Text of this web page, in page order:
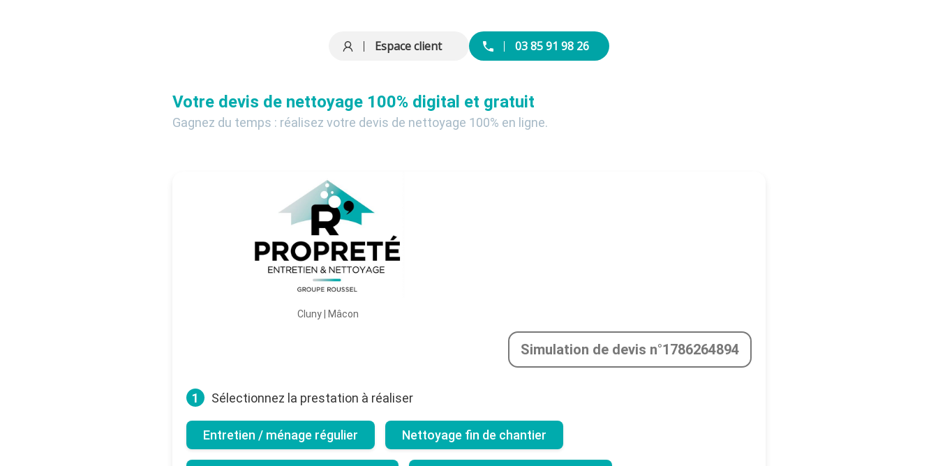
Espace client 03 85 91 98 26
Votre devis de nettoyage 100% digital et gratuit
Gagnez du temps : réalisez votre devis de nettoyage 100% en ligne.
Cluny | Mâcon
Simulation de devis n°1786264894
1 Sélectionnez la prestation à réaliser
Entretien / ménage régulier Nettoyage fin de chantier